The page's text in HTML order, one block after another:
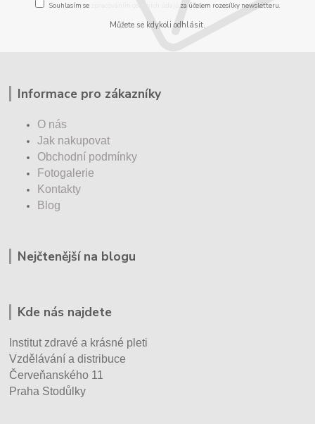
Souhlasím se za účelem rozesílky newsletteru.
Můžete se kdykoli odhlásit.
Informace pro zákazníky
O nás
Jak nakupovat
Obchodní podmínky
Fotogalerie
Kontakty
Blog
Nejčtenější na blogu
Kde nás najdete
Institut zdravé a krásné pleti
Vzdělávání a distribuce
Červeňanského 11
Praha Stodůlky